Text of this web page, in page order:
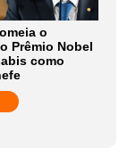
o
Prêmio Nobel
como